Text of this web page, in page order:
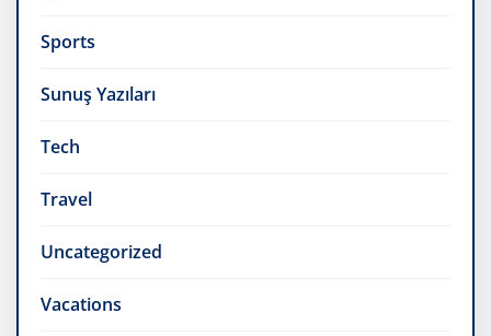
Sports
Sunuş Yazıları
Tech
Travel
Uncategorized
Vacations